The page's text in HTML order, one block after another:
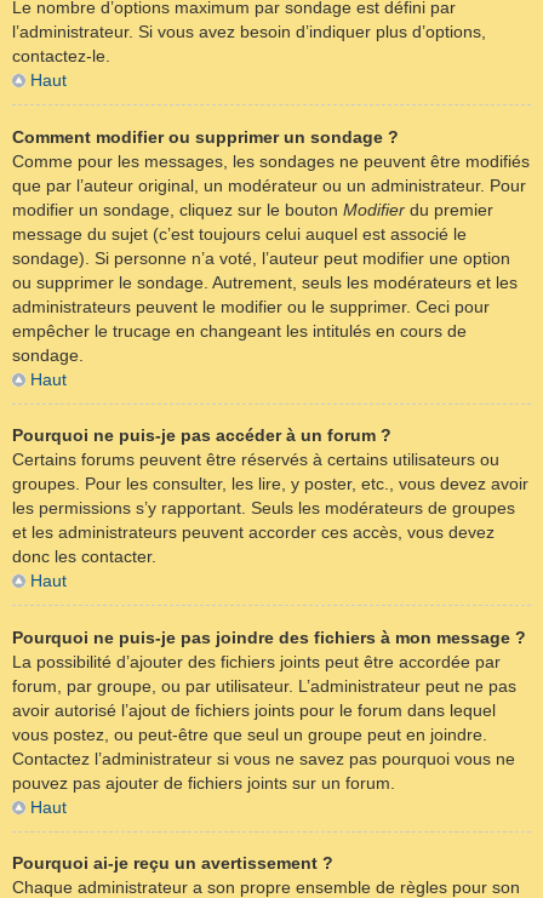
Le nombre d’options maximum par sondage est défini par
l’administrateur. Si vous avez besoin d’indiquer plus d’options,
contactez-le.
Haut
Comment modifier ou supprimer un sondage ?
Comme pour les messages, les sondages ne peuvent être modifiés
que par l’auteur original, un modérateur ou un administrateur. Pour
modifier un sondage, cliquez sur le bouton Modifier du premier
message du sujet (c’est toujours celui auquel est associé le
sondage). Si personne n’a voté, l’auteur peut modifier une option
ou supprimer le sondage. Autrement, seuls les modérateurs et les
administrateurs peuvent le modifier ou le supprimer. Ceci pour
empêcher le trucage en changeant les intitulés en cours de
sondage.
Haut
Pourquoi ne puis-je pas accéder à un forum ?
Certains forums peuvent être réservés à certains utilisateurs ou
groupes. Pour les consulter, les lire, y poster, etc., vous devez avoir
les permissions s’y rapportant. Seuls les modérateurs de groupes
et les administrateurs peuvent accorder ces accès, vous devez
donc les contacter.
Haut
Pourquoi ne puis-je pas joindre des fichiers à mon message ?
La possibilité d’ajouter des fichiers joints peut être accordée par
forum, par groupe, ou par utilisateur. L’administrateur peut ne pas
avoir autorisé l’ajout de fichiers joints pour le forum dans lequel
vous postez, ou peut-être que seul un groupe peut en joindre.
Contactez l’administrateur si vous ne savez pas pourquoi vous ne
pouvez pas ajouter de fichiers joints sur un forum.
Haut
Pourquoi ai-je reçu un avertissement ?
Chaque administrateur a son propre ensemble de règles pour son